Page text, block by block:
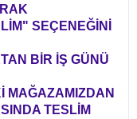
SEÇENEĞİNİ
BİR İŞ GÜNÜ
MAĞAZAMIZDAN
TESLİM